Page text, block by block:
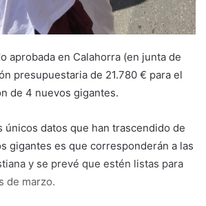
aprobada en Calahorra (en junta de
presupuestaria de 21.780 € para el
de 4 nuevos gigantes.
únicos datos que han trascendido de
gigantes es que corresponderán a las
y se prevé que estén listas para
de marzo.